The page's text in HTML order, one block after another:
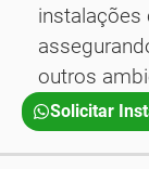
instalações
outros
Solicitar